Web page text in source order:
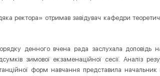
ректора» отримав завідувач кафедри
денного вчена рада заслухала доповідь
зимової екзаменаційної сесії. Аналіз
форм навчання представила